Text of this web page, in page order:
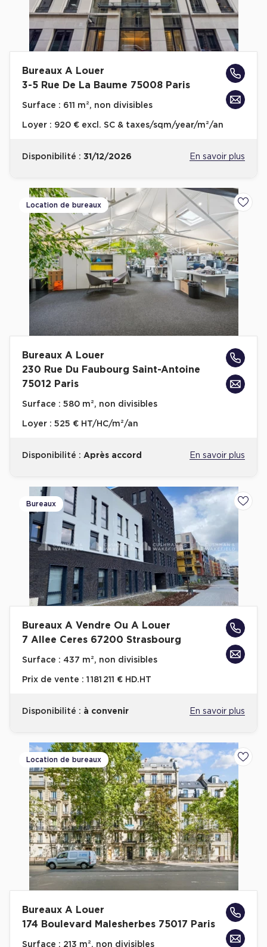
Bureaux A Louer
3-5 Rue De La Baume 75008 Paris
Surface : 611 m², non divisibles
Loyer : 920 € excl. SC & taxes/sqm/year/m²/an
Disponibilité : 31/12/2026 En savoir plus
Location de bureaux
Bureaux A Louer
230 Rue Du Faubourg Saint-Antoine
75012 Paris
Surface : 580 m², non divisibles
Loyer : 525 € HT/HC/m²/an
Disponibilité : Après accord En savoir plus
Bureaux
Bureaux A Vendre Ou A Louer
7 Allee Ceres 67200 Strasbourg
Surface : 437 m², non divisibles
Prix de vente : 1 181 211 € HD.HT
Disponibilité : à convenir En savoir plus
Location de bureaux
Bureaux A Louer
174 Boulevard Malesherbes 75017 Paris
Surface : 213 m², non divisibles